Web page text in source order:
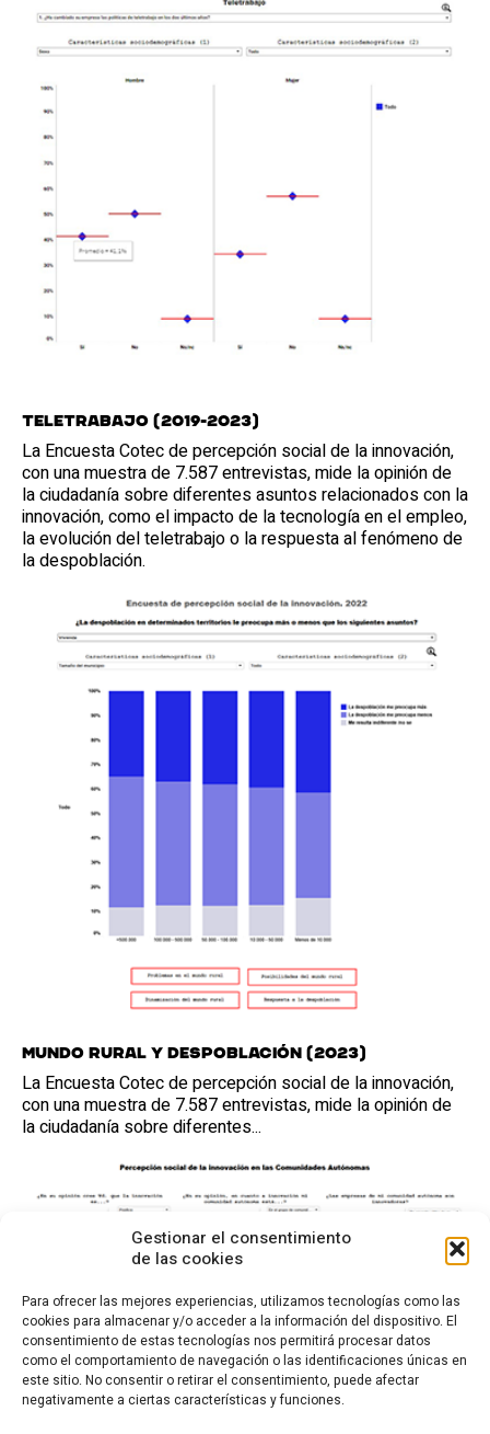
Gestionar el consentimiento
de las cookies
Para ofrecer las mejores experiencias, utilizamos tecnologías como las
cookies para almacenar y/o acceder a la información del dispositivo. El
consentimiento de estas tecnologías nos permitirá procesar datos
como el comportamiento de navegación o las identificaciones únicas en
este sitio. No consentir o retirar el consentimiento, puede afectar
negativamente a ciertas características y funciones.
Teletrabajo (2019-2023)
La Encuesta Cotec de percepción social de la innovación,
con una muestra de 7.587 entrevistas, mide la opinión de
la ciudadanía sobre diferentes asuntos relacionados con la
innovación, como el impacto de la tecnología en el empleo,
la evolución del teletrabajo o la respuesta al fenómeno de
la despoblación.
Mundo rural y despoblación (2023)
La Encuesta Cotec de percepción social de la innovación,
con una muestra de 7.587 entrevistas, mide la opinión de
la ciudadanía sobre diferentes...